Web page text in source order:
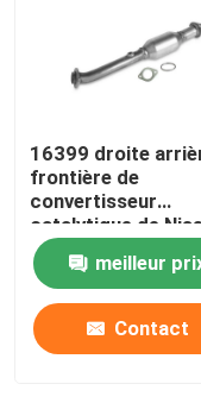
Jeep Catalytic
Chevy Catalytic
Convertisseur
Convertisseur
16399 droite
frontière de
convertisseur
catalytique de
NV2500
meilleur
Contact